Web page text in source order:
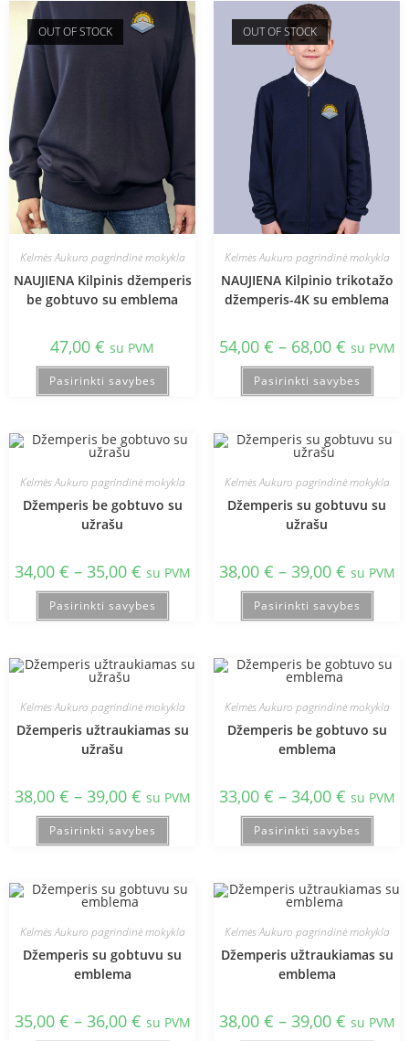
OUT OF STOCK
Kelmės Aukuro pagrindinė mokykla
NAUJIENA Kilpinis džemperis
be gobtuvo su emblema
47,00 € su PVM
Pasirinkti savybes
OUT OF STOCK
Kelmės Aukuro pagrindinė mokykla
NAUJIENA Kilpinio trikotažo
džemperis-4K su emblema
54,00 € – 68,00 € su PVM
Pasirinkti savybes
Kelmės Aukuro pagrindinė mokykla
Džemperis be gobtuvo su
užrašu
34,00 € – 35,00 € su PVM
Pasirinkti savybes
Kelmės Aukuro pagrindinė mokykla
Džemperis su gobtuvu su
užrašu
38,00 € – 39,00 € su PVM
Pasirinkti savybes
Kelmės Aukuro pagrindinė mokykla
Džemperis užtraukiamas su
užrašu
38,00 € – 39,00 € su PVM
Pasirinkti savybes
Kelmės Aukuro pagrindinė mokykla
Džemperis be gobtuvo su
emblema
33,00 € – 34,00 € su PVM
Pasirinkti savybes
Kelmės Aukuro pagrindinė mokykla
Džemperis su gobtuvu su
emblema
35,00 € – 36,00 € su PVM
Kelmės Aukuro pagrindinė mokykla
Džemperis užtraukiamas su
emblema
38,00 € – 39,00 € su PVM